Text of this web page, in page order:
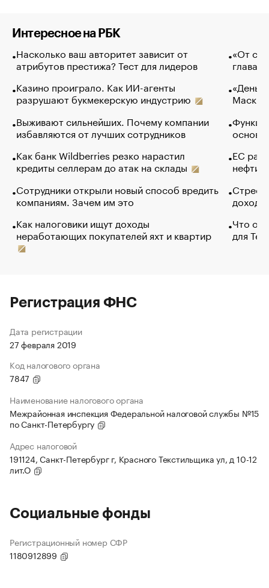
Интересное на РБК
Насколько ваш авторитет зависит от
атрибутов престижа? Тест для лидеров
Казино проиграло. Как ИИ-агенты
разрушают букмекерскую индустрию
Выживают сильнейших. Почему компании
избавляются от лучших сотрудников
Как банк Wildberries резко нарастил
кредиты селлерам до атак на склады
Сотрудники открыли новый способ вредить
компаниям. Зачем им это
Как налоговики ищут доходы
неработающих покупателей яхт и квартир
«От
глава
Маск в
основ
ЕС
нефти
Что
для
Регистрация ФНС
Дата регистрации
27 февраля 2019
Код налогового органа
7847
Наименование налогового органа
Межрайонная инспекция Федеральной налоговой службы №15
по Санкт-Петербургу
Адрес налоговой
191124, Санкт-Петербург г, Красного Текстильщика ул, д 10-12
лит.О
Социальные фонды
Регистрационный номер СФР
1180912899